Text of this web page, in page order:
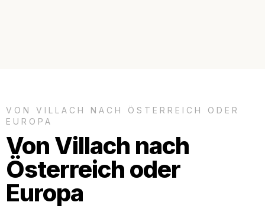
VON VILLACH NACH ÖSTERREICH ODER
EUROPA
Von Villach nach
Österreich oder
Europa